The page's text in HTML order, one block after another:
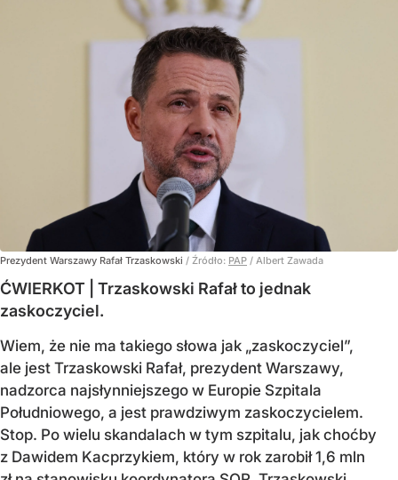
Prezydent Warszawy Rafał Trzaskowski / Źródło: PAP / Albert Zawada
ĆWIERKOT | Trzaskowski Rafał to jednak
zaskoczyciel.
Wiem, że nie ma takiego słowa jak „zaskoczyciel”,
ale jest Trzaskowski Rafał, prezydent Warszawy,
nadzorca najsłynniejszego w Europie Szpitala
Południowego, a jest prawdziwym zaskoczycielem.
Stop. Po wielu skandalach w tym szpitalu, jak choćby
z Dawidem Kacprzykiem, który w rok zarobił 1,6 mln